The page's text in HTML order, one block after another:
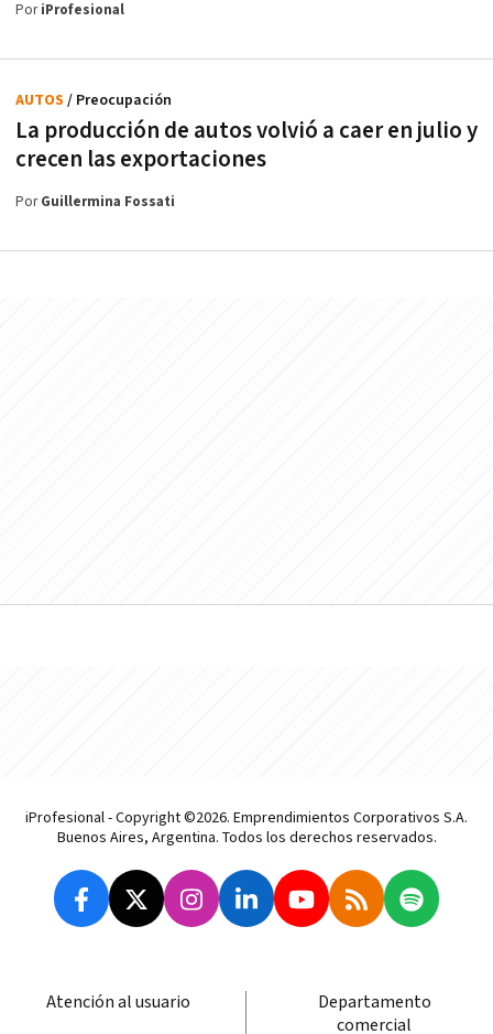
PoriProfesional
La producción de autos volvió a caer en julio y
crecen las exportaciones
AUTOS / Preocupación
PorGuillermina Fossati
iProfesional - Copyright ©2026. Emprendimientos Corporativos S.A.
Buenos Aires, Argentina. Todos los derechos reservados.
Atención al usuario
Departamento
comercial